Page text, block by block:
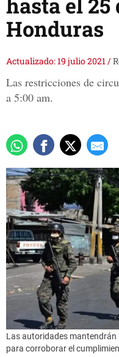
Honduras
Actualizado: 19 julio 2021/
Las restricciones de
a 5:00 am.
Las autoridades mantendrán
para corroborar el